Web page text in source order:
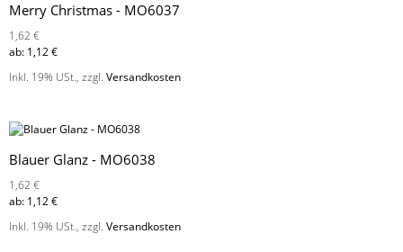
Merry Christmas - MO6037
1,62 €
ab: 1,12 €
Inkl. 19% USt., zzgl. Versandkosten
Blauer Glanz - MO6038
1,62 €
ab: 1,12 €
Inkl. 19% USt., zzgl. Versandkosten